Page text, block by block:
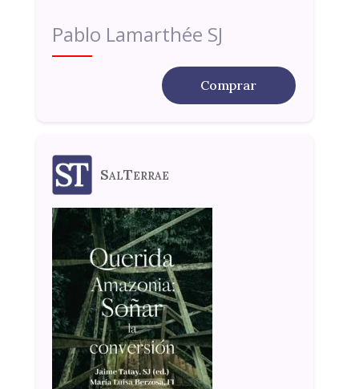
Pablo Lamarthée SJ
Comprar
SalTerrae